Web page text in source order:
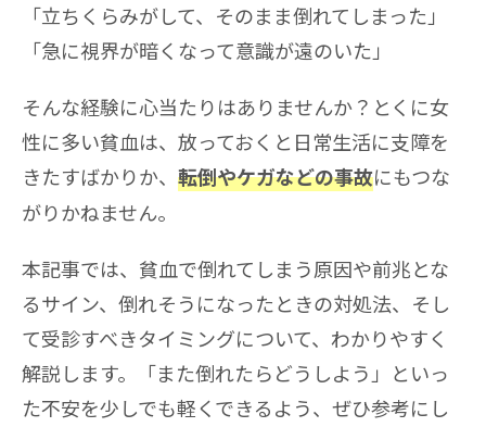
「立ちくらみがして、そのまま倒れてしまった」
「急に視界が暗くなって意識が遠のいた」
そんな経験に心当たりはありませんか？とくに女
性に多い貧血は、放っておくと日常生活に支障を
きたすばかりか、 転倒やケガなどの事故にもつな
がりかねません。
本記事では、貧血で倒れてしまう原因や前兆とな
るサイン、倒れそうになったときの対処法、そし
て受診すべきタイミングについて、わかりやすく
解説します。「また倒れたらどうしよう」といっ
た不安を少しでも軽くできるよう、ぜひ参考にし